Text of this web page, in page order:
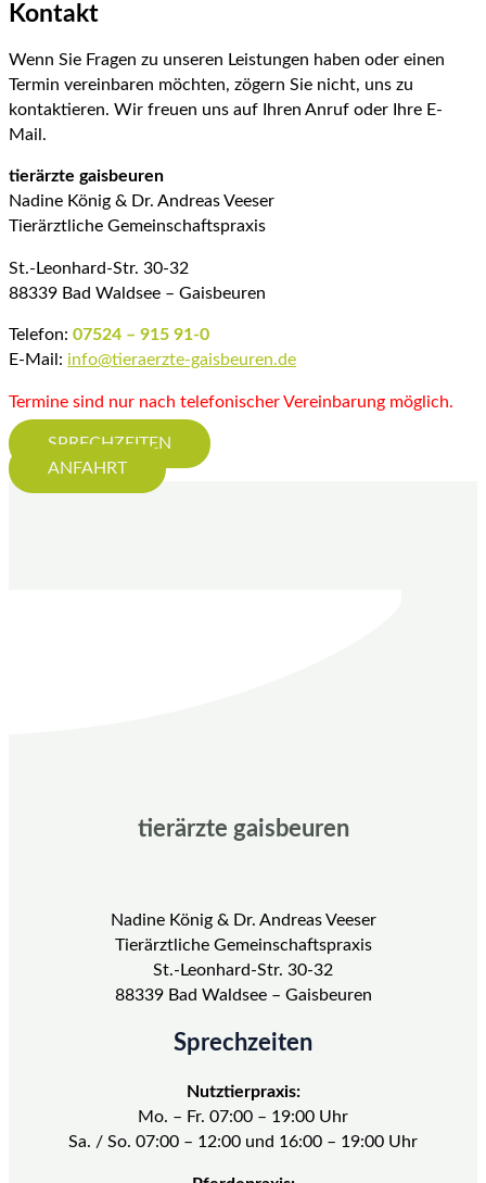
Kontakt
Wenn Sie Fragen zu unseren Leistungen haben oder einen
Termin vereinbaren möchten, zögern Sie nicht, uns zu
kontaktieren. Wir freuen uns auf Ihren Anruf oder Ihre E-
Mail.
tierärzte gaisbeuren
Nadine König & Dr. Andreas Veeser
Tierärztliche Gemeinschaftspraxis
St.-Leonhard-Str. 30-32
88339 Bad Waldsee – Gaisbeuren
Telefon: 07524 – 915 91-0
E-Mail: info@tieraerzte-gaisbeuren.de
Termine sind nur nach telefonischer Vereinbarung möglich.
SPRECHZEITEN
ANFAHRT
tierärzte gaisbeuren
Nadine König & Dr. Andreas Veeser
Tierärztliche Gemeinschaftspraxis
St.-Leonhard-Str. 30-32
88339 Bad Waldsee – Gaisbeuren
Sprechzeiten
Nutztierpraxis:
Mo. – Fr. 07:00 – 19:00 Uhr
Sa. / So. 07:00 – 12:00 und 16:00 – 19:00 Uhr